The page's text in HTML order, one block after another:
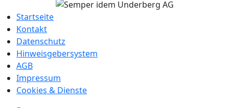
Startseite
Kontakt
Datenschutz
Hinweisgebersystem
AGB
Impressum
Cookies & Dienste